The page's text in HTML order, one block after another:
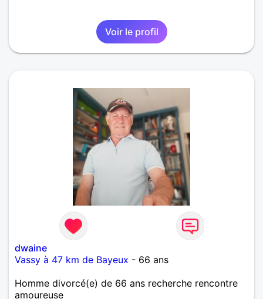
Voir le profil
dwaine
Vassy à 47 km de Bayeux - 66 ans
Homme divorcé(e) de 66 ans recherche rencontre
amoureuse